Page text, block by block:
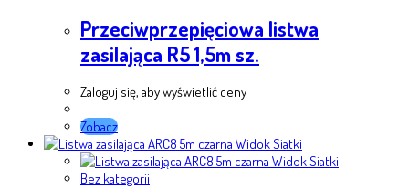
Przeciwprzepięciowa listwa
zasilająca R5 1,5m sz.
Zaloguj się, aby wyświetlić ceny
Zobacz
Widok Siatki
Widok Siatki
Bez kategorii